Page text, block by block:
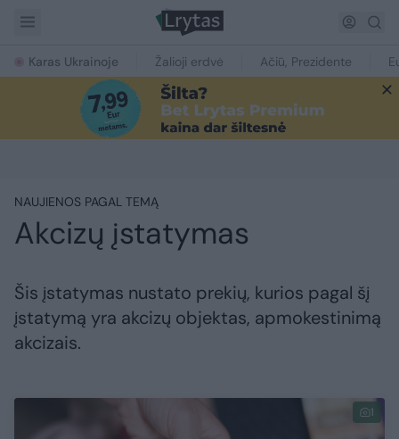
Karas Ukrainoje Žalioji erdvė Ačiū, Prezidente
NAUJIENOS PAGAL TEMĄ
Akcizų įstatymas
Šis įstatymas nustato prekių, kurios pagal šį
įstatymą yra akcizų objektas, apmokestinimą
akcizais.
1